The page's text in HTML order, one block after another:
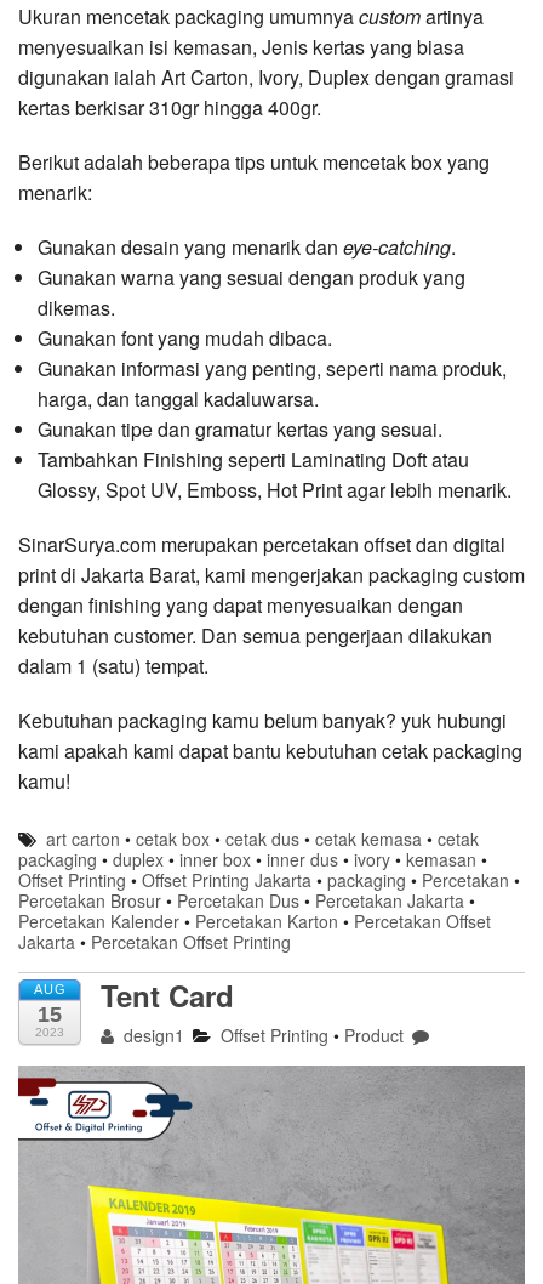
Ukuran mencetak packaging umumnyacustomartinya
menyesuaikan isi kemasan, Jenis kertas yang biasa
digunakan ialah Art Carton, Ivory, Duplex dengan gramasi
kertas berkisar 310gr hingga 400gr.
Berikut adalah beberapa tips untuk mencetak box yang
menarik:
Gunakan desain yang menarik dan eye-catching.
Gunakan warna yang sesuai dengan produk yang
dikemas.
Gunakan font yang mudah dibaca.
Gunakan informasi yang penting, seperti nama produk,
harga, dan tanggal kadaluwarsa.
Gunakan tipe dan gramatur kertas yang sesuai.
Tambahkan Finishing seperti Laminating Doft atau
Glossy, Spot UV, Emboss, Hot Print agar lebih menarik.
SinarSurya.com merupakan percetakan offset dan digital
print di Jakarta Barat, kami mengerjakan packaging custom
dengan finishing yang dapat menyesuaikan dengan
kebutuhan customer. Dan semua pengerjaan dilakukan
dalam 1 (satu) tempat.
Kebutuhan packaging kamu belum banyak? yuk hubungi
kami apakah kami dapat bantu kebutuhan cetak packaging
kamu!
art carton •cetak box •cetak dus •cetak kemasa •cetak
packaging • duplex • inner box • inner dus • ivory • kemasan •
Offset Printing • Offset Printing Jakarta • packaging • Percetakan •
Percetakan Brosur • Percetakan Dus • Percetakan Jakarta •
Percetakan Kalender • Percetakan Karton • Percetakan Offset
Jakarta • Percetakan Offset Printing
AUG
15
2023
Tent Card
design1 Offset Printing • Product